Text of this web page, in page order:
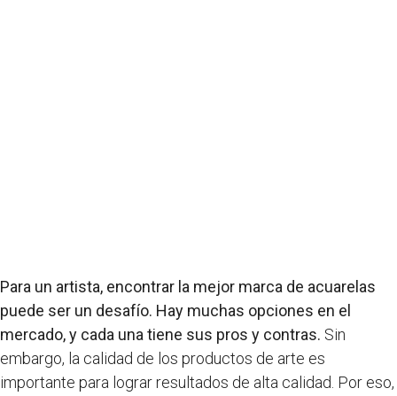
Para un artista, encontrar la mejor marca de acuarelas
puede ser un desafío. Hay muchas opciones en el
mercado, y cada una tiene sus pros y contras. Sin
embargo, la calidad de los productos de arte es
importante para lograr resultados de alta calidad. Por eso,